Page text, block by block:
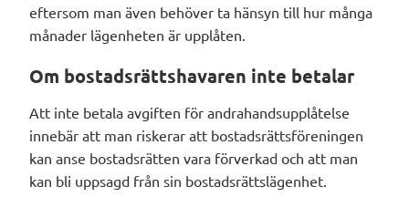
eftersom man även behöver ta hänsyn till hur många
månader lägenheten är upplåten.
Om bostadsrättshavaren inte betalar
Att inte betala avgiften för andrahandsupplåtelse
innebär att man riskerar att bostadsrättsföreningen
kan anse bostadsrätten vara förverkad och att man
kan bli uppsagd från sin bostadsrättslägenhet.